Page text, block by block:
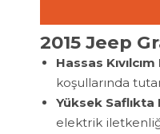
2015 Jeep
Hassas
koşullarında
Yüksek Saflıkta
elektrik